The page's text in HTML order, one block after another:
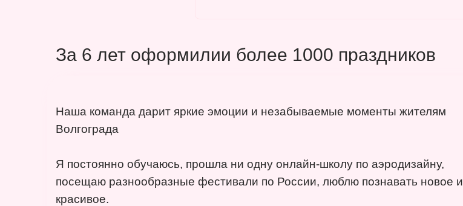
За 6 лет оформилии более 1000 праздников
Наша команда дарит яркие эмоции и незабываемые моменты жителям
Волгограда
Я постоянно обучаюсь, прошла ни одну онлайн-школу по аэродизайну,
посещаю разнообразные фестивали по России, люблю познавать новое и
красивое.